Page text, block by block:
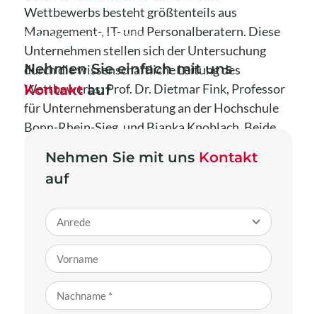
Wettbewerbs besteht größtenteils aus
Management-, IT- und Personalberatern. Diese
Unternehmen stellen sich der Untersuchung
durch die wissenschaftliche Leitung des
Wettbewerbs: Prof. Dr. Dietmar Fink, Professor
für Unternehmensberatung an der Hochschule
Bonn-Rhein-Sieg, und Bianka Knoblach. Beide
Management und Beratung (WGMB) in Bonn.
Mentor von TOP CONSULTANT ist
Medienpartner ist das manager magazin.
Wie können wir helfen?
Nehmen Sie einfach mit uns
Kontaktauf
Nehmen Sie mit uns Kontakt
auf